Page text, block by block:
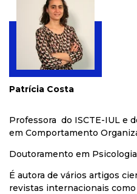
Patrícia Costa
Professora do ISCTE-IUL e
em Comportamento
Doutoramento em Psicologia
É autora de vários artigos
revistas internacionais